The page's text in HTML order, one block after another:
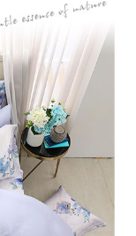
用戶狀況，依本公司即
本公司將視審查結果
現惡意使用之情形，
採取法律行動。